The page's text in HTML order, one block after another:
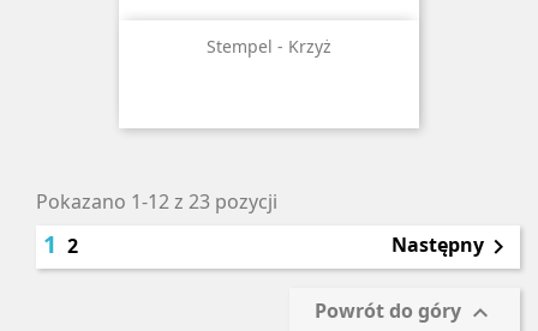
Stempel - Krzyż
Pokazano 1-12 z 23 pozycji
1 2 Następny 
Powrót do góry 